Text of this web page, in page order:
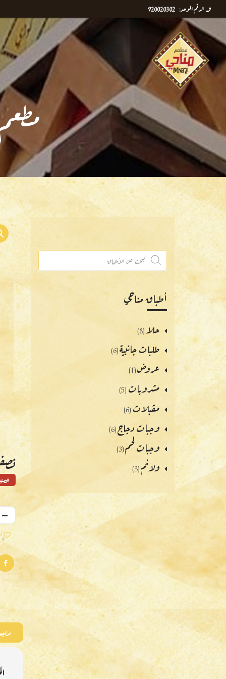
الرقم الموحد: 920020302
أطباق مناحي
حلا (8)
طلبات جانبية(6)
عروض(1)
مشروبات (5)
مقبلات (6)
وجبات دجاج (6)
وجبات لحم(3)
ولائم(3)